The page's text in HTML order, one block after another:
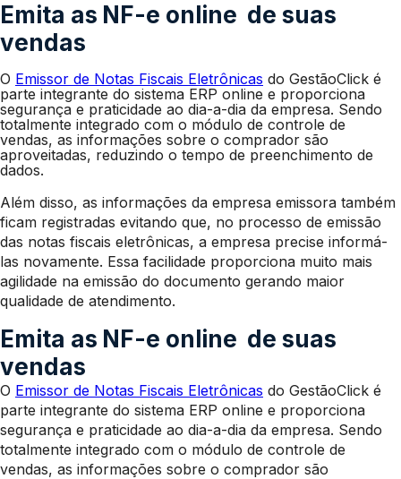
Emita as NF-e online de suas
vendas
O Emissor de Notas Fiscais Eletrônicas do GestãoClick é
parte integrante do sistema ERP online e proporciona
segurança e praticidade ao dia-a-dia da empresa. Sendo
totalmente integrado com o módulo de controle de
vendas, as informações sobre o comprador são
aproveitadas, reduzindo o tempo de preenchimento de
dados.
Além disso, as informações da empresa emissora também
ficam registradas evitando que, no processo de emissão
das notas fiscais eletrônicas, a empresa precise informá-
las novamente. Essa facilidade proporciona muito mais
agilidade na emissão do documento gerando maior
qualidade de atendimento.
Emita as NF-e online de suas
vendas
O Emissor de Notas Fiscais Eletrônicas do GestãoClick é
parte integrante do sistema ERP online e proporciona
segurança e praticidade ao dia-a-dia da empresa. Sendo
totalmente integrado com o módulo de controle de
vendas, as informações sobre o comprador são